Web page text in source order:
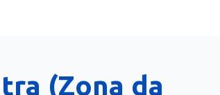
(Zona da